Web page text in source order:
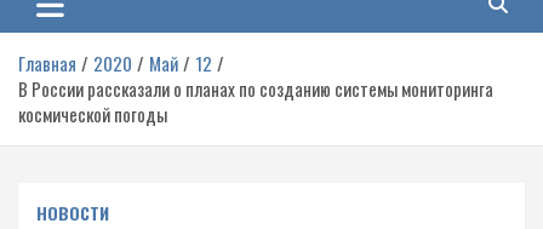
Главная 2020 Май
12
В России рассказали о планах по созданию системы мониторинга
космической погоды
НОВОСТИ